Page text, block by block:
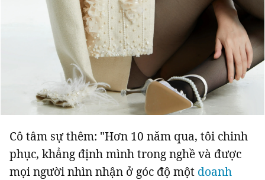
Cô tâm sự thêm: "Hơn 10 năm qua, tôi chinh
phục, khẳng định mình trong nghề và được
mọi người nhìn nhận ở góc độ một doanh